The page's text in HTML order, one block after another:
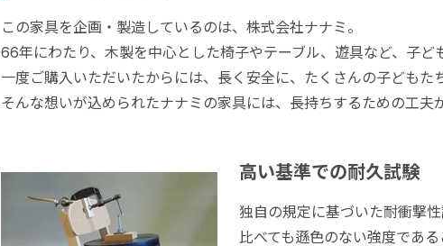
この家具を企画・製造しているのは、株式会社ナナミ。
66年にわたり、木製を中心とした椅子やテーブル、遊具など、子ど
一度ご購入いただいたからには、長く安全に、たくさんの子どもた
そんな想いが込められたナナミの家具には、長持ちするための工夫
高い基準での耐久試験
独自の規定に基づいた耐衝撃
比べても遜色のない強度である